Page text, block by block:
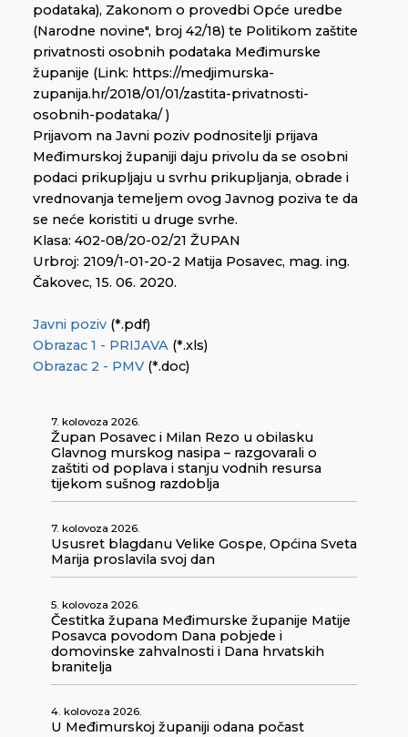
podataka), Zakonom o provedbi Opće uredbe
(Narodne novine", broj 42/18) te Politikom zaštite
privatnosti osobnih podataka Međimurske
županije (Link: https://medjimurska-
zupanija.hr/2018/01/01/zastita-privatnosti-
osobnih-podataka/ )
Prijavom na Javni poziv podnositelji prijava
Međimurskoj županiji daju privolu da se osobni
podaci prikupljaju u svrhu prikupljanja, obrade i
vrednovanja temeljem ovog Javnog poziva te da
se neće koristiti u druge svrhe.
Klasa: 402-08/20-02/21 ŽUPAN
Urbroj: 2109/1-01-20-2 Matija Posavec, mag. ing.
Čakovec, 15. 06. 2020.
Javni poziv (*.pdf)
Obrazac 1 - PRIJAVA (*.xls)
Obrazac 2 - PMV(*.doc)
7. kolovoza 2026.
Župan Posavec i Milan Rezo u obilasku
Glavnog murskog nasipa – razgovarali o
zaštiti od poplava i stanju vodnih resursa
tijekom sušnog razdoblja
7. kolovoza 2026.
Ususret blagdanu Velike Gospe, Općina Sveta
Marija proslavila svoj dan
5. kolovoza 2026.
Čestitka župana Međimurske županije Matije
Posavca povodom Dana pobjede i
domovinske zahvalnosti i Dana hrvatskih
branitelja
4. kolovoza 2026.
U Međimurskoj županiji odana počast